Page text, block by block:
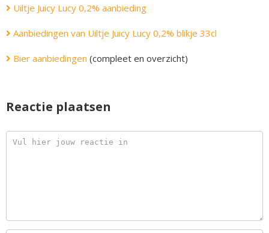
Uiltje Juicy Lucy 0,2% aanbieding
Aanbiedingen van Uiltje Juicy Lucy 0,2% blikje 33cl
Bier aanbiedingen (compleet en overzicht)
Reactie plaatsen